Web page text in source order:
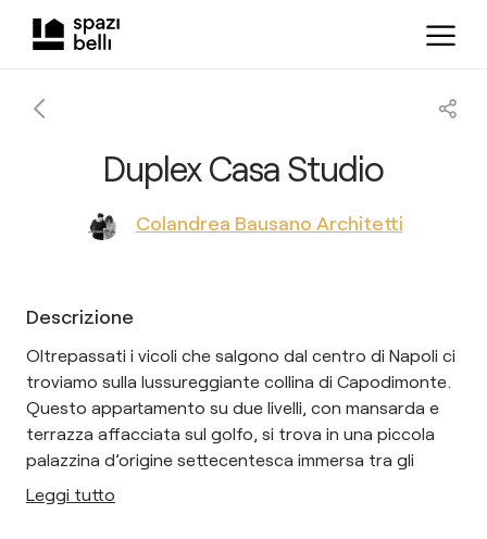
Duplex Casa Studio
Colandrea Bausano Architetti
Descrizione
Oltrepassati i vicoli che salgono dal centro di Napoli ci
troviamo sulla lussureggiante collina di Capodimonte.
Questo appartamento su due livelli, con mansarda e
terrazza affacciata sul golfo, si trova in una piccola
palazzina d’origine settecentesca immersa tra gli
Leggi tutto